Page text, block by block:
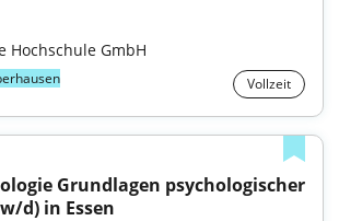
Hochschule GmbH
Vollzeit
Grundlagen psychologischer
d) in Essen